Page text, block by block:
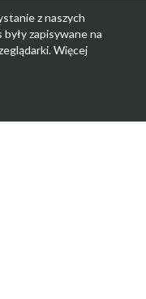
z naszych
zapisywane na
Więcej